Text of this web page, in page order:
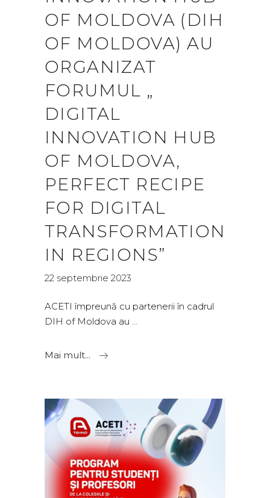
OF MOLDOVA (DIH
OF MOLDOVA) AU
ORGANIZAT
FORUMUL „
DIGITAL
INNOVATION HUB
OF MOLDOVA,
PERFECT RECIPE
FOR DIGITAL
TRANSFORMATION
IN REGIONS”
22 septembrie 2023
ACETI împreună cu partenerii în cadrul
DIH of Moldova au
Mai mult...